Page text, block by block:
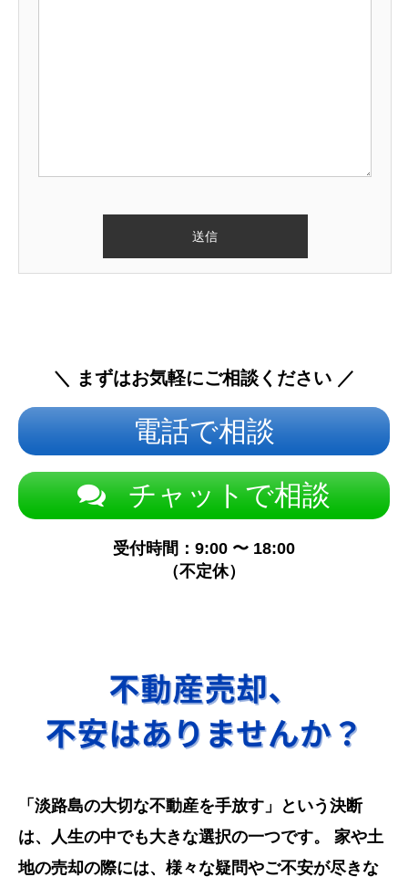
＼ まずはお気軽にご相談ください ／
電話で相談
チャットで相談
受付時間：9:00 〜 18:00
（不定休）
「淡路島の大切な不動産を手放す」という決断
は、人生の中でも大きな選択の一つです。 家や土
地の売却の際には、様々な疑問やご不安が尽きな